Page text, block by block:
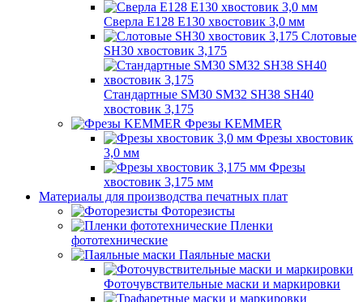
Сверла E128 E130 хвостовик 3,0 мм
Слотовые
SH30 хвостовик 3,175
Стандартные SM30 SM32 SH38 SH40
хвостовик 3,175
Фрезы KEMMER
Фрезы хвостовик
3,0 мм
Фрезы
хвостовик 3,175 мм
Материалы для производства печатных плат
Фоторезисты
Пленки
фототехнические
Паяльные маски
Фоточувствительные маски и маркировки